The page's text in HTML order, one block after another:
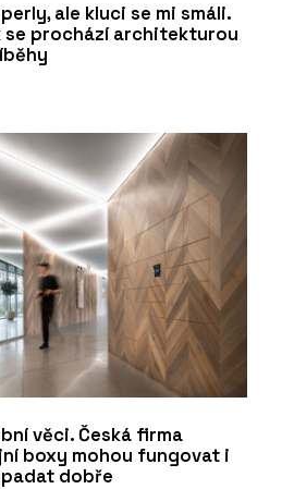
ale kluci se mi smáli.
se prochází architekturou
věci. Česká firma
boxy mohou fungovat i
dobře